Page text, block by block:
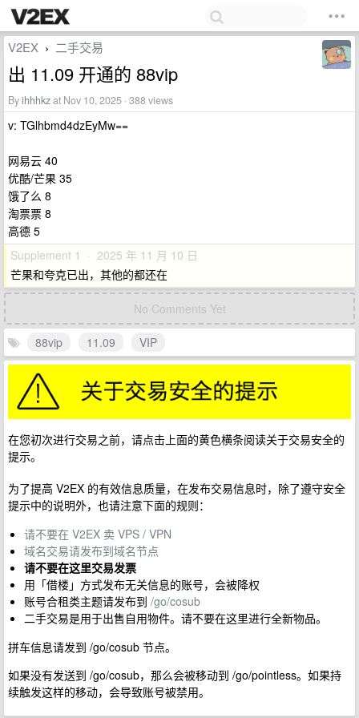
V2EX › 二手交易
出 11.09 开通的 88vip
Byihhhkzat Nov 10, 2025 · 388 views
v: TGlhbmd4dzEyMw==
网易云 40
优酷/芒果 35
饿了么 8
淘票票 8
高德 5
Supplement 1 · 2025 年 11 月 10 日
芒果和夸克已出，其他的都还在
No Comments Yet
88vip 11.09 VIP
在您初次进行交易之前，请点击上面的黄色横条阅读关于交易安全的
提示。
为了提高 V2EX 的有效信息质量，在发布交易信息时，除了遵守安全
提示中的说明外，也请注意下面的规则：
请不要在 V2EX 卖 VPS / VPN
域名交易请发布到域名节点
请不要在这里交易发票
用「借楼」方式发布无关信息的账号，会被降权
账号合租类主题请发布到 /go/cosub
二手交易是用于出售自用物件。请不要在这里进行全新物品。
拼车信息请发到 /go/cosub 节点。
如果没有发送到 /go/cosub，那么会被移动到 /go/pointless。如果持
续触发这样的移动，会导致账号被禁用。